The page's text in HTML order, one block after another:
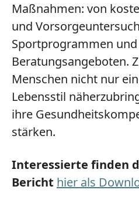
Maßnahmen: von
und
Sportprogrammen und
Beratungsangeboten.
Menschen nicht nur
Lebensstil
ihre
stärken.
Interessierte finden
Bericht hier als